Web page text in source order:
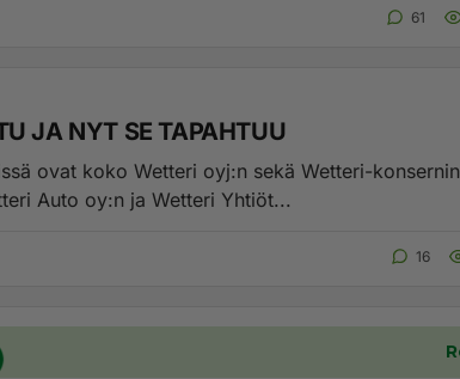
61
JA NYT SE TAPAHTUU
ovat koko Wetteri oyj:n sekä Wetteri-konsernin
Auto oy:n ja Wetteri Yhtiöt...
16